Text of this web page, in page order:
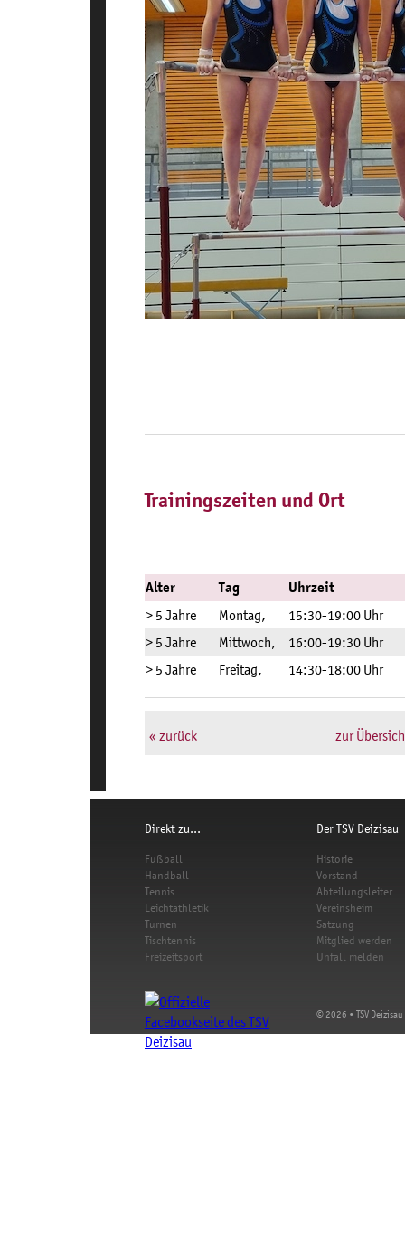
Trainingszeiten und Ort
Alter Tag Uhrzeit
> 5 Jahre Montag,
15:30-19:00 Uhr
> 5 Jahre
Mittwoch,
16:00-19:30 Uhr
> 5 Jahre
Freitag, 14:30-18:00 Uhr
« zurück zur
Direkt zu...
Fußball
Handball
Tennis
Leichtathletik
Turnen
Tischtennis
Freizeitsport
Der TSV Deizisau
Historie
Vorstand
Abteilungsleiter
Vereinsheim
Satzung
Mitglied werden
Unfall melden
© 2026 • TSV Deizisau